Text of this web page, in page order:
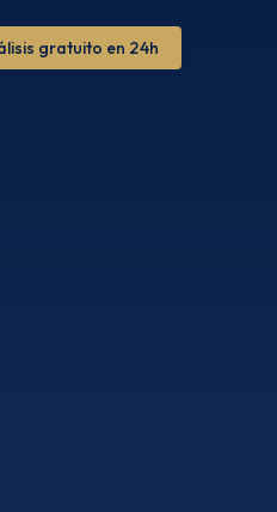
gratuito en 24h